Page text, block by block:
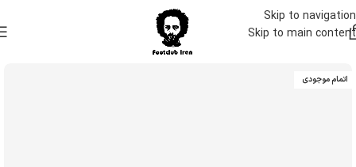
Skip to navigation
Skip to main content
اتمام موجودی